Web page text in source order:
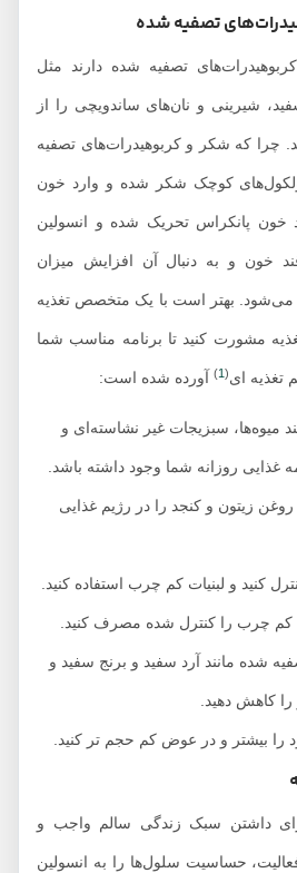
تصفیه شده دارند مثل
شیرینی و نان‌های ساندویچی را از
که شکر و کربوهیدرات‌های تصفیه
کوچک شکر شده و وارد خون
پانکراس تحریک شده و انسولین
و به دنبال آن افزایش میزان
بهتر است با یک متخصص تغذیه
کنید تا برنامه مناسب شما
ای آورده شده است:
سبزیجات غیر نشاسته‌ای و
روزانه شما وجود داشته باشد.
زیتون و کنجد را در رژیم غذایی
و لبنیات کم چرب استفاده کنید.
را کنترل شده مصرف کنید.
مانند آرد سفید و برنج سفید و
دهید.
و در عوض کم حجم تر کنید.
داشتن سبک زندگی سالم واجب و
حساسیت سلول‌ها را به انسولین